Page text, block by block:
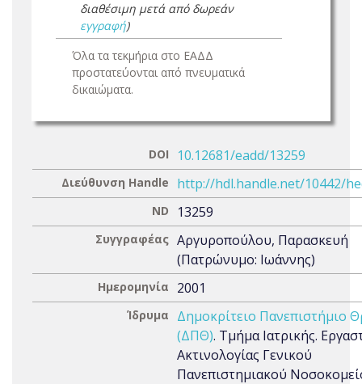
διαθέσιμη μετά από δωρεάν
εγγραφή)
Όλα τα τεκμήρια στο ΕΑΔΔ
προστατεύονται από πνευματικά
δικαιώματα.
DOI 10.12681/eadd/13259
Διεύθυνση Handle http://hdl.handle.net/10442/
ND 13259
Συγγραφέας Αργυροπούλου, Παρασκευή
(Πατρώνυμο: Ιωάννης)
Ημερομηνία 2001
Ίδρυμα
Δημοκρίτειο Πανεπιστήμιο
(ΔΠΘ). Τμήμα Ιατρικής.
Ακτινολογίας Γενικού
Πανεπιστημιακού